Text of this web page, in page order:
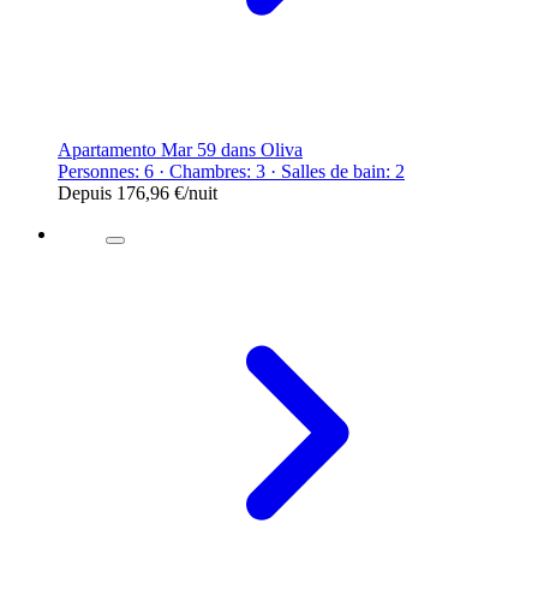
Apartamento Mar 59 dans Oliva
Personnes: 6 · Chambres: 3 · Salles de bain: 2
Depuis 176,96 €/nuit